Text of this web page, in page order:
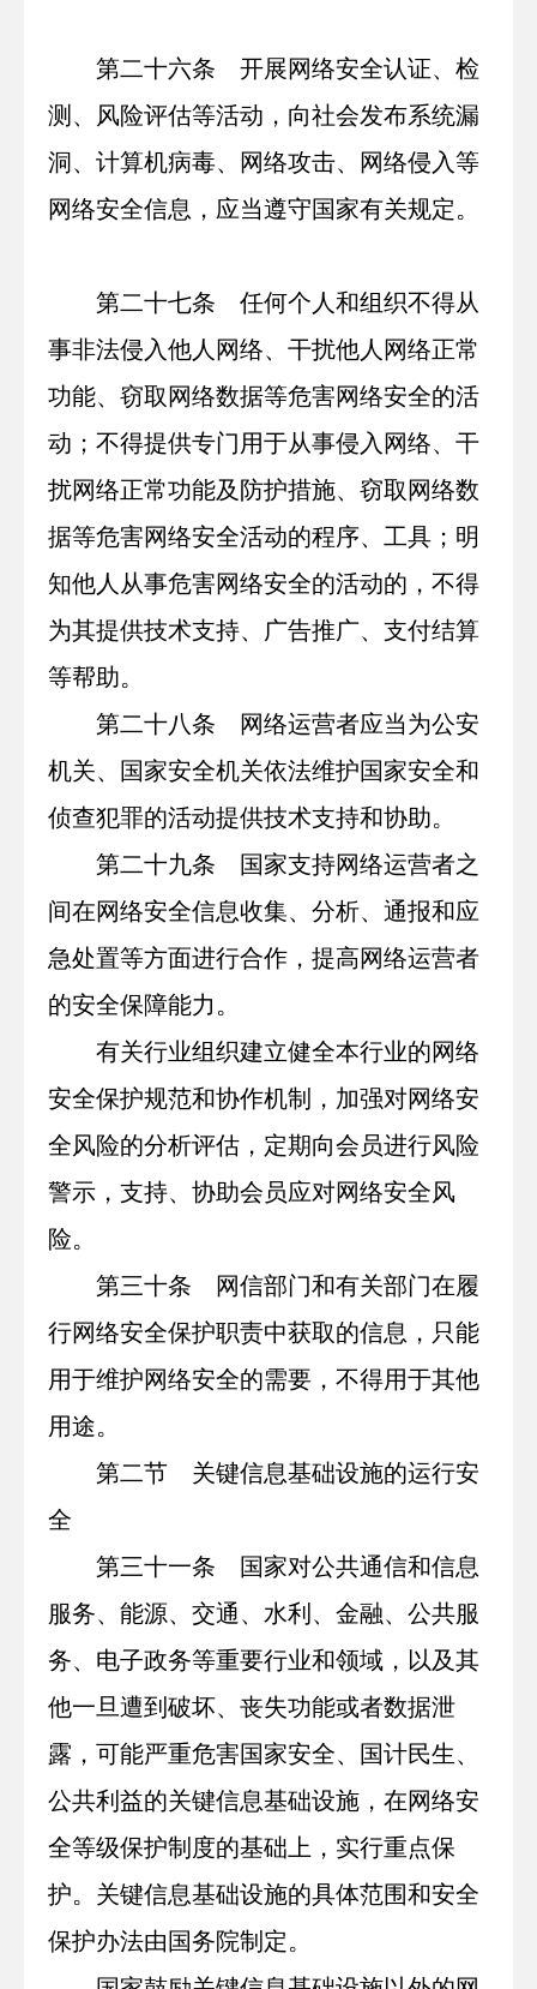
第二十六条 开展网络安全认证、检
测、风险评估等活动，向社会发布系统漏
洞、计算机病毒、网络攻击、网络侵入等
网络安全信息，应当遵守国家有关规定。
第二十七条 任何个人和组织不得从
事非法侵入他人网络、干扰他人网络正常
功能、窃取网络数据等危害网络安全的活
动；不得提供专门用于从事侵入网络、干
扰网络正常功能及防护措施、窃取网络数
据等危害网络安全活动的程序、工具；明
知他人从事危害网络安全的活动的，不得
为其提供技术支持、广告推广、支付结算
等帮助。
第二十八条 网络运营者应当为公安
机关、国家安全机关依法维护国家安全和
侦查犯罪的活动提供技术支持和协助。
第二十九条 国家支持网络运营者之
间在网络安全信息收集、分析、通报和应
急处置等方面进行合作，提高网络运营者
的安全保障能力。
有关行业组织建立健全本行业的网络
安全保护规范和协作机制，加强对网络安
全风险的分析评估，定期向会员进行风险
警示，支持、协助会员应对网络安全风
险。
第三十条 网信部门和有关部门在履
行网络安全保护职责中获取的信息，只能
用于维护网络安全的需要，不得用于其他
用途。
第二节 关键信息基础设施的运行安
全
第三十一条 国家对公共通信和信息
服务、能源、交通、水利、金融、公共服
务、电子政务等重要行业和领域，以及其
他一旦遭到破坏、丧失功能或者数据泄
露，可能严重危害国家安全、国计民生、
公共利益的关键信息基础设施，在网络安
全等级保护制度的基础上，实行重点保
护。关键信息基础设施的具体范围和安全
保护办法由国务院制定。